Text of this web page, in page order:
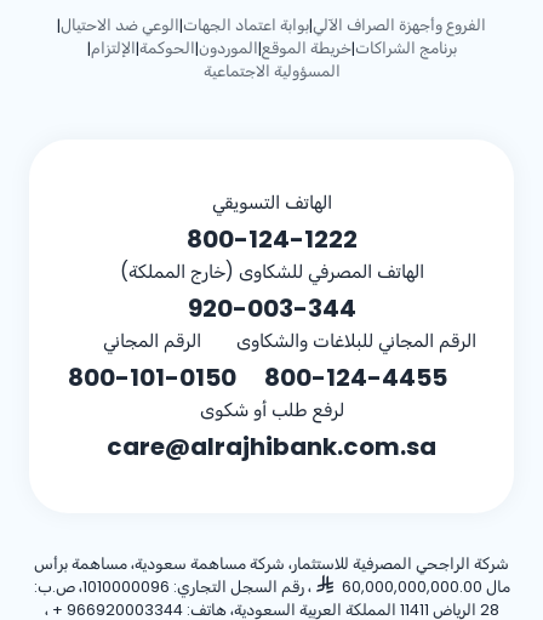
الفروع وأجهزة الصراف الآلي|بوابة اعتماد الجهات|الوعي ضد الاحتيال|
برنامج الشراكات|خريطة الموقع|الموردون|الحوكمة|الإلتزام|
المسؤولية الاجتماعية
الهاتف التسويقي
800-124-1222
الهاتف المصرفي للشكاوى (خارج المملكة)
920-003-344
الرقم المجاني للبلاغات والشكاوى
800-124-4455
الرقم المجاني
800-101-0150
لرفع طلب أو شكوى
care@alrajhibank.com.sa
شركة الراجحي المصرفية للاستثمار، شركة مساهمة سعودية، مساهمة برأس
مال 60,000,000,000.00
، رقم السجل التجاري: 1010000096، ص.ب:
28 الرياض 11411 المملكة العربية السعودية، هاتف:
+ 966920003344 ،